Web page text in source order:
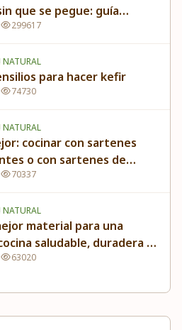
que se pegue: guía
a paso
299617
para hacer kefir
74730
cocinar con sartenes
o con sartenes de
70337
material para una
saludable, duradera y
63020